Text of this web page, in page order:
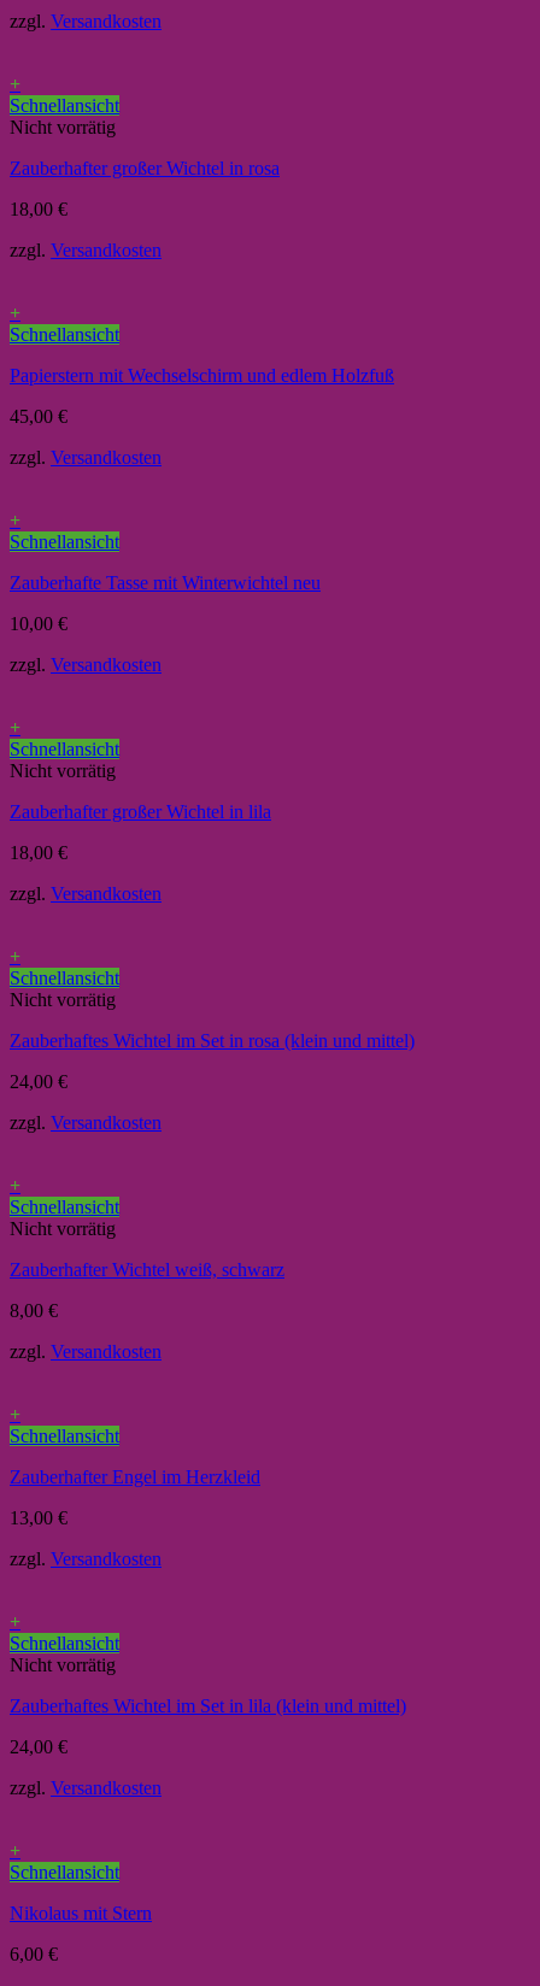
zzgl. Versandkosten
+
Schnellansicht
Nicht vorrätig
Zauberhafter großer Wichtel in rosa
18,00 €
zzgl. Versandkosten
+
Schnellansicht
Papierstern mit Wechselschirm und edlem Holzfuß
45,00 €
zzgl. Versandkosten
+
Schnellansicht
Zauberhafte Tasse mit Winterwichtel neu
10,00 €
zzgl. Versandkosten
+
Schnellansicht
Nicht vorrätig
Zauberhafter großer Wichtel in lila
18,00 €
zzgl. Versandkosten
+
Schnellansicht
Nicht vorrätig
Zauberhaftes Wichtel im Set in rosa (klein und mittel)
24,00 €
zzgl. Versandkosten
+
Schnellansicht
Nicht vorrätig
Zauberhafter Wichtel weiß, schwarz
8,00 €
zzgl. Versandkosten
+
Schnellansicht
Zauberhafter Engel im Herzkleid
13,00 €
zzgl. Versandkosten
+
Schnellansicht
Nicht vorrätig
Zauberhaftes Wichtel im Set in lila (klein und mittel)
24,00 €
zzgl. Versandkosten
+
Schnellansicht
Nikolaus mit Stern
6,00 €